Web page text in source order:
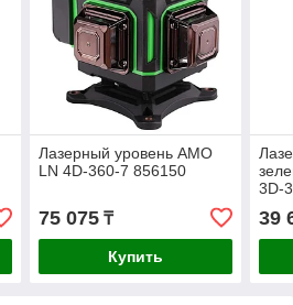
Лазерный уровень AMO
LN 4D-360-7 856150
75 075₸
Купить
3D-
39